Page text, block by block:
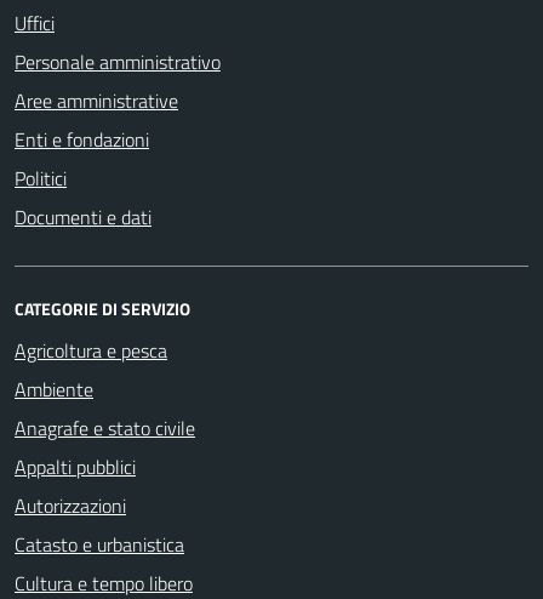
Uffici
Personale amministrativo
Aree amministrative
Enti e fondazioni
Politici
Documenti e dati
CATEGORIE DI SERVIZIO
Agricoltura e pesca
Ambiente
Anagrafe e stato civile
Appalti pubblici
Autorizzazioni
Catasto e urbanistica
Cultura e tempo libero